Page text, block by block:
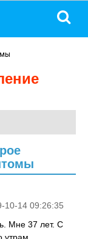
10-14 09:26:35
Мне 37 лет. С